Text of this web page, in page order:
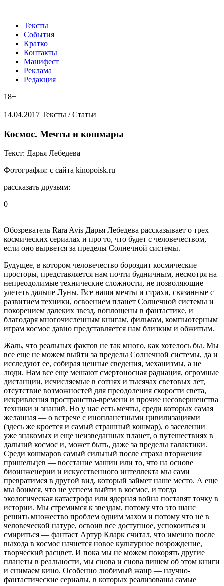
Тексты
События
Кратко
Контакты
Манифест
Реклама
Редакция
18+
14.04.2017 Тексты /Статьи
​Космос. Мечты и кошмары
Текст: Дарья Лебедева
Фотография: с сайта kinopoisk.ru
рассказать друзьям:
0
Обозреватель Rara Avis Дарья Лебедева рассказывает о трех
космических сериалах и про то, что будет с человечеством,
если оно вырвется за пределы Солнечной системы.
Будущее, в котором человечество бороздит космические
просторы, представляется нам почти будничным, несмотря на
непреодолимые технические сложности, не позволяющие
улететь дальше Луны. Все наши мечты и страхи, связанные с
развитием техники, освоением планет Солнечной системы и
покорением далеких звезд, воплощены в фантастике, и
благодаря многочисленным книгам, фильмам, компьютерным
играм космос давно представляется нам близким и обжитым.
Жаль, что реальных фактов не так много, как хотелось бы. Мы
все еще не можем выйти за пределы Солнечной системы, да и
исследуют ее, собирая ценные сведения, механизмы, а не
люди. Нам все еще мешают смертоносная радиация, огромные
дистанции, исчисляемые в сотнях и тысячах световых лет,
отсутствие возможностей для преодоления скорости света,
искривления пространства-времени и прочие несовершенства
техники и знаний. Но у нас есть мечты, среди которых самая
желанная — о встрече с инопланетными цивилизациями
(здесь же кроется и самый страшный кошмар), о заселении
уже знакомых и еще неизведанных планет, о путешествиях в
дальний космос и, может быть, даже за пределы галактики.
Среди кошмаров самый сильный после страха вторжения
пришельцев — восстание машин или то, что на основе
биоинженерии и искусственного интеллекта мы сами
превратимся в другой вид, который займет наше место. А еще
мы боимся, что не успеем выйти в космос, и тогда
экологическая катастрофа или ядерная война поставят точку в
истории. Мы стремимся к звездам, потому что это шанс
решить множество проблем одним махом и потому что не в
человеческой натуре, освоив все доступное, успокоиться и
смириться — фантаст Артур Кларк считал, что именно после
выхода в космос начнется новое культурное возрождение,
творческий расцвет. И пока мы не можем покорять другие
планеты в реальности, мы снова и снова пишем об этом книги
и снимаем кино. Особенно любимый жанр — научно-
фантастические сериалы, в которых реализованы самые